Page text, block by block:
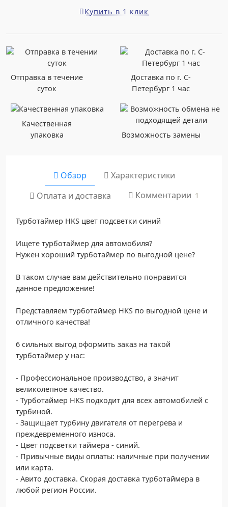
Купить в 1 клик
Отправка в течение
суток
Доставка по г. С-
Петербург 1 час
Качественная
упаковка
Возможность замены
Обзор
Характеристики
Оплата и доставка
Комментарии 1
Турботаймер HKS цвет подсветки синий
Ищете турботаймер для автомобиля?
Нужен хороший турботаймер по выгодной цене?
В таком случае вам действительно понравится
данное предложение!
Представляем турботаймер HKS по выгодной цене и
отличного качества!
6 сильных выгод оформить заказ на такой
турботаймер у нас:
- Профессиональное производство, а значит
великолепное качество.
- Турботаймер HKS подходит для всех автомобилей с
турбиной.
- Защищает турбину двигателя от перегрева и
преждевременного износа.
- Цвет подсветки таймера - синий.
- Привычные виды оплаты: наличные при получении
или карта.
- Авито доставка. Скорая доставка турботаймера в
любой регион России.